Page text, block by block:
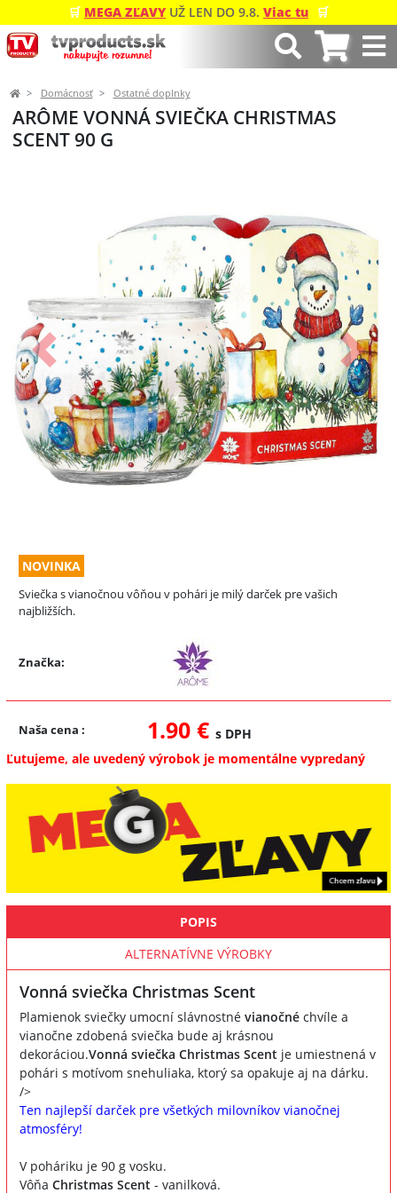
🛒 MEGA ZĽAVY UŽ LEN DO 9.8. Viac tu 🛒
Domácnosť Ostatné doplnky
ARÔME VONNÁ SVIEČKA CHRISTMAS
SCENT 90 G
Predchádzajúci Ďalší
NOVINKA
Sviečka s vianočnou vôňou v pohári je milý darček pre vašich
najbližších.
Značka:
Naša cena : 1.90 € s DPH
Ľutujeme, ale uvedený výrobok je momentálne vypredaný
POPIS
ALTERNATÍVNE VÝROBKY
Vonná sviečka Christmas Scent
Plamienok sviečky umocní slávnostné vianočné chvíle a
vianočne zdobená sviečka bude aj krásnou
dekoráciou.Vonná sviečka Christmas Scent je umiestnená v
pohári s motívom snehuliaka, ktorý sa opakuje aj na dárku.
/>
Ten najlepší darček pre všetkých milovníkov vianočnej
atmosféry!
V poháriku je 90 g vosku.
Vôňa Christmas Scent - vanilková.